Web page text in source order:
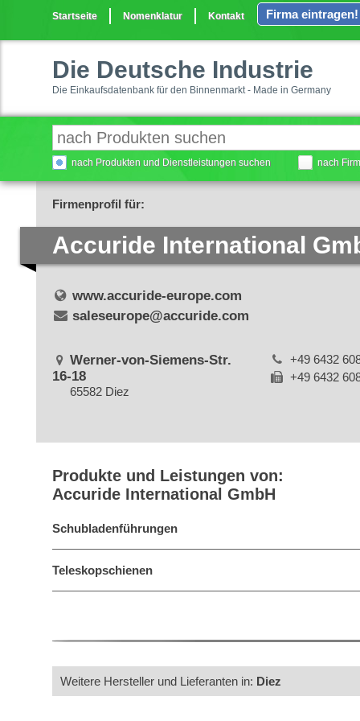
Startseite Nomenklatur Kontakt Firma eintragen!
Die Deutsche Industrie
Die Einkaufsdatenbank für den Binnenmarkt - Made in Germany
nach Produkten und Dienstleistungen suchen nach
Firmenprofil für:
Accuride International
www.accuride-europe.com
saleseurope@accuride.com
Werner-von-Siemens-Str.
16-18
65582 Diez
+49 6432
+49 6432
Produkte und Leistungen von:
Accuride International GmbH
Schubladenführungen
Teleskopschienen
Weitere Hersteller und Lieferanten in: Diez